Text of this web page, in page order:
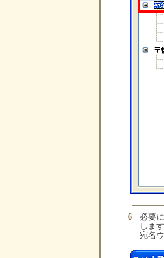
6
必要
します
宛名